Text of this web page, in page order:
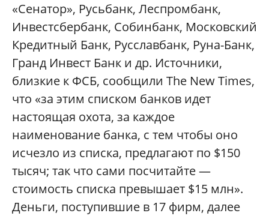
«Сенатор», Русьбанк, Леспромбанк,
Инвестсбербанк, Собинбанк, Московский
Кредитный Банк, Русславбанк, Руна-Банк,
Гранд Инвест Банк и др. Источники,
близкие к ФСБ, сообщили The New Times,
что «за этим списком банков идет
настоящая охота, за каждое
наименование банка, с тем чтобы оно
исчезло из списка, предлагают по $150
тысяч; так что сами посчитайте —
стоимость списка превышает $15 млн».
Деньги, поступившие в 17 фирм, далее